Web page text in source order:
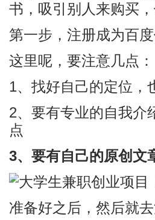
书，吸引别人来购买
第一步，注册成为百度
这里呢，要注意几点：
1、找好自己的定位，
2、要有专业的自我介
点
3、要有自己的原创文
准备好之后，然后就